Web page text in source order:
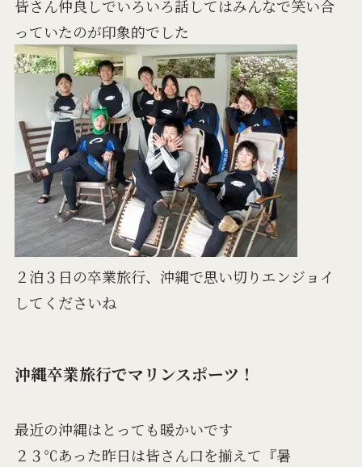
皆さん仲良しでいろいろ話してはみんなで笑い合
っていたのが印象的でした
２泊３日の卒業旅行、沖縄で思い切りエンジョイ
してくださいね
沖縄卒業旅行でマリンスポーツ！
最近の沖縄はとっても暖かいです
２３℃あった昨日は皆さん口を揃えて『暑